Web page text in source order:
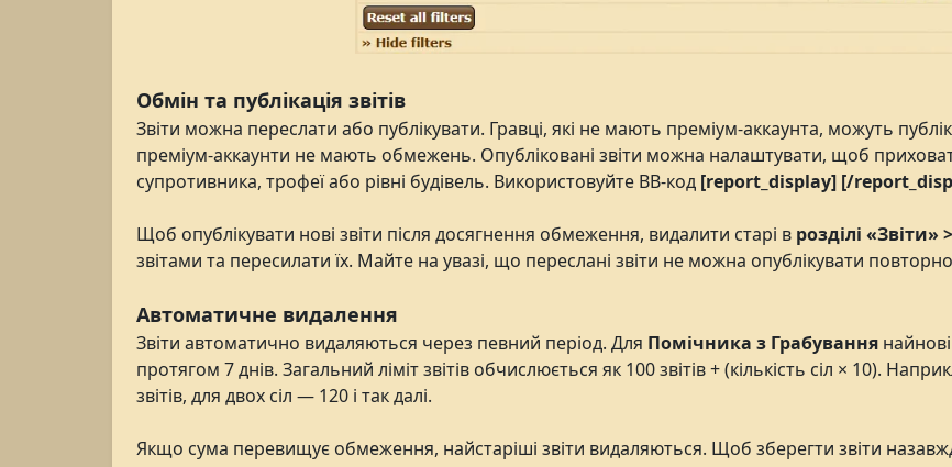
Обмін та публікація звітів
Звіти можна переслати або публікувати. Гравці, які не мають преміум-аккаунта, можуть
преміум-аккаунти не мають обмежень. Опубліковані звіти можна налаштувати, щоб
супротивника, трофеї або рівні будівель. Використовуйте BB-код [report_display] [/
Щоб опублікувати нові звіти після досягнення обмеження, видалити старі в розділі «Звіти»
звітами та пересилати їх. Майте на увазі, що переслані звіти не можна опублікувати
Автоматичне видалення
Звіти автоматично видаляються через певний період. Для Помічника з Грабування
протягом 7 днів. Загальний ліміт звітів обчислюється як 100 звітів + (кількість сіл × 10).
звітів, для двох сіл — 120 і так далі.
Якщо сума перевищує обмеження, найстаріші звіти видаляються. Щоб зберегти звіти